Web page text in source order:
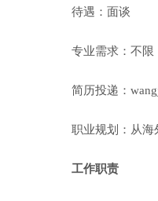
待遇：面谈
专业需求：不限
简历投递：
职业规划：从海
工作职责